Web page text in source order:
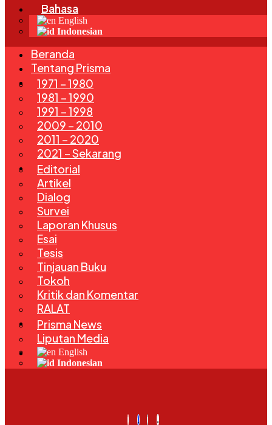
Bahasa
English
Indonesian
Beranda
Tentang Prisma
Edisi
1971 – 1980
1981 – 1990
1991 – 1998
2009 – 2010
2011 – 2020
2021 – Sekarang
Rubrik
Editorial
Artikel
Dialog
Survei
Laporan Khusus
Esai
Tesis
Tinjauan Buku
Tokoh
Kritik dan Komentar
RALAT
Kegiatan
Prisma News
Liputan Media
BahasaEnglish
Indonesian